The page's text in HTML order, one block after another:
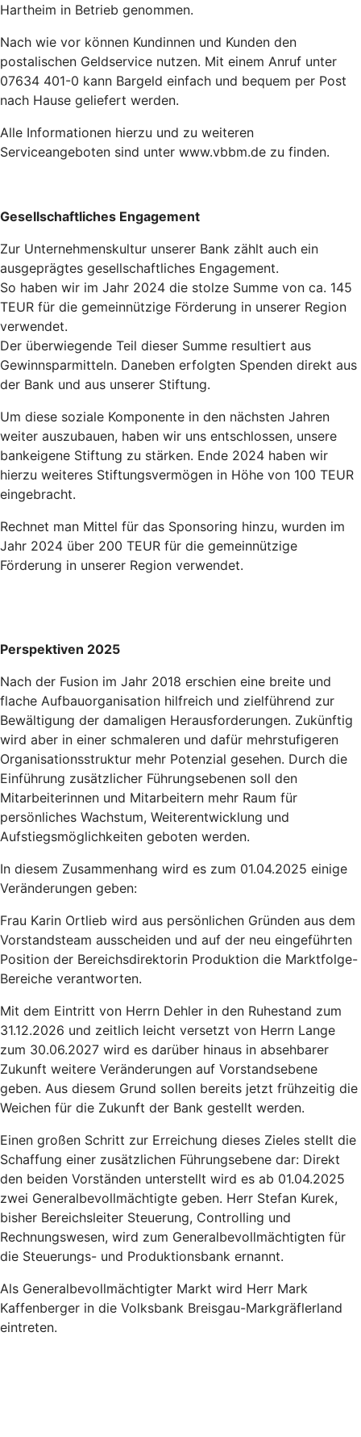
Hartheim in Betrieb genommen.
Nach wie vor können Kundinnen und Kunden den
postalischen Geldservice nutzen. Mit einem Anruf unter
07634 401-0 kann Bargeld einfach und bequem per Post
nach Hause geliefert werden.
Alle Informationen hierzu und zu weiteren
Serviceangeboten sind unter www.vbbm.de zu finden.
Gesellschaftliches Engagement
Zur Unternehmenskultur unserer Bank zählt auch ein
ausgeprägtes gesellschaftliches Engagement.
So haben wir im Jahr 2024 die stolze Summe von ca. 145
TEUR für die gemeinnützige Förderung in unserer Region
verwendet.
Der überwiegende Teil dieser Summe resultiert aus
Gewinnsparmitteln. Daneben erfolgten Spenden direkt aus
der Bank und aus unserer Stiftung.
Um diese soziale Komponente in den nächsten Jahren
weiter auszubauen, haben wir uns entschlossen, unsere
bankeigene Stiftung zu stärken. Ende 2024 haben wir
hierzu weiteres Stiftungsvermögen in Höhe von 100 TEUR
eingebracht.
Rechnet man Mittel für das Sponsoring hinzu, wurden im
Jahr 2024 über 200 TEUR für die gemeinnützige
Förderung in unserer Region verwendet.
Perspektiven 2025
Nach der Fusion im Jahr 2018 erschien eine breite und
flache Aufbauorganisation hilfreich und zielführend zur
Bewältigung der damaligen Herausforderungen. Zukünftig
wird aber in einer schmaleren und dafür mehrstufigeren
Organisationsstruktur mehr Potenzial gesehen. Durch die
Einführung zusätzlicher Führungsebenen soll den
Mitarbeiterinnen und Mitarbeitern mehr Raum für
persönliches Wachstum, Weiterentwicklung und
Aufstiegsmöglichkeiten geboten werden.
In diesem Zusammenhang wird es zum 01.04.2025 einige
Veränderungen geben:
Frau Karin Ortlieb wird aus persönlichen Gründen aus dem
Vorstandsteam ausscheiden und auf der neu eingeführten
Position der Bereichsdirektorin Produktion die Marktfolge-
Bereiche verantworten.
Mit dem Eintritt von Herrn Dehler in den Ruhestand zum
31.12.2026 und zeitlich leicht versetzt von Herrn Lange
zum 30.06.2027 wird es darüber hinaus in absehbarer
Zukunft weitere Veränderungen auf Vorstandsebene
geben. Aus diesem Grund sollen bereits jetzt frühzeitig die
Weichen für die Zukunft der Bank gestellt werden.
Einen großen Schritt zur Erreichung dieses Zieles stellt die
Schaffung einer zusätzlichen Führungsebene dar: Direkt
den beiden Vorständen unterstellt wird es ab 01.04.2025
zwei Generalbevollmächtigte geben. Herr Stefan Kurek,
bisher Bereichsleiter Steuerung, Controlling und
Rechnungswesen, wird zum Generalbevollmächtigten für
die Steuerungs- und Produktionsbank ernannt.
Als Generalbevollmächtigter Markt wird Herr Mark
Kaffenberger in die Volksbank Breisgau-Markgräflerland
eintreten.